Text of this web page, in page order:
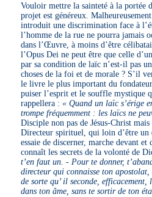
Vouloir mettre la sainteté à la portée
projet est généreux.
introduit une discrimination face à
l’homme de la rue ne pourra jamais
dans l’Œuvre, à moins d’être
l’Opus Dei ne peut être que celle
par sa condition de laïc n’est-il pas
choses de la foi et de morale ? S’il
le livre le plus important du
puiser l’esprit et le souffle mystique
rappellera :« Quand un laïc s’érige
trompe fréquemment : les laïcs ne
Disciple non pas de Jésus-Christ
Directeur spirituel, qui loin d’être un
essaie de discerner, marche devant
connaît les secrets de la volonté de
t’en faut un. - Pour te donner,
directeur qui connaisse ton
de sorte qu’ il seconde,
dans ton âme, sans te sortir de ton